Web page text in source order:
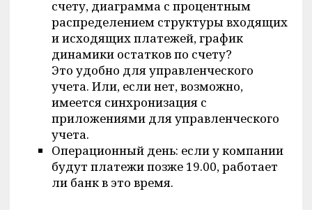
счету, диаграмма с процентным
распределением структуры входящих
и исходящих платежей, график
динамики остатков по счету?
Это удобно для управленческого
учета. Или, если нет, возможно,
имеется синхронизация с
приложениями для управленческого
учета.
Операционный день: если у компании
будут платежи позже 19.00, работает
ли банк в это время.